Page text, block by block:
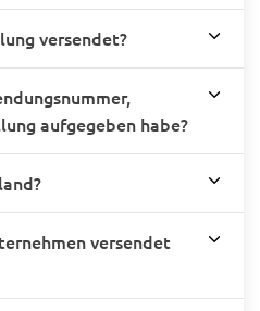
versendet?
aufgegeben habe?
versendet